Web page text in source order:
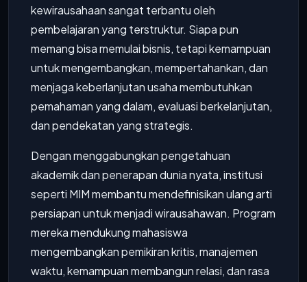
kewirausahaan sangat terbantu oleh
pembelajaran yang terstruktur. Siapa pun
memang bisa memulai bisnis, tetapi kemampuan
untuk mengembangkan, mempertahankan, dan
menjaga keberlanjutan usaha membutuhkan
pemahaman yang dalam, evaluasi berkelanjutan,
dan pendekatan yang strategis.
Dengan menggabungkan pengetahuan
akademik dan penerapan dunia nyata, institusi
seperti MIM membantu mendefinisikan ulang arti
persiapan untuk menjadi wirausahawan. Program
mereka mendukung mahasiswa
mengembangkan pemikiran kritis, manajemen
waktu, kemampuan membangun relasi, dan rasa